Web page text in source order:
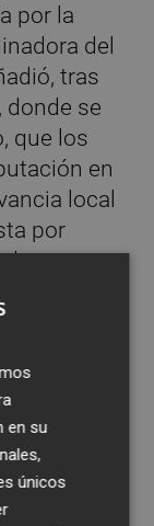
por la
del
tras
donde se
que los
en
local
por
ya que
y turístico
su
de la
en su
únicos